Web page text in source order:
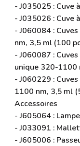
- J035025 : Cuve
- J035026 : Cuve
- J060084 :
nm, 3,5 ml (100
- J060087 :
unique 320-1100
- J060229 :
1100 nm, 3,5 ml
Accessoires
- J605064 :
- J033091 :
- J605006 :